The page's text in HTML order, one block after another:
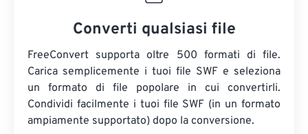
Converti qualsiasi file
FreeConvert supporta oltre 500 formati di file.
Carica semplicemente i tuoi file SWF e seleziona
un formato di file popolare in cui convertirli.
Condividi facilmente i tuoi file SWF (in un formato
ampiamente supportato) dopo la conversione.